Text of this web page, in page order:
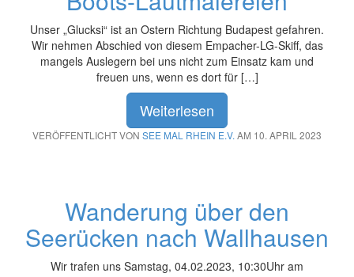
Unser „Glucksi“ ist an Ostern Richtung Budapest gefahren.
Wir nehmen Abschied von diesem Empacher-LG-Skiff, das
mangels Auslegern bei uns nicht zum Einsatz kam und
freuen uns, wenn es dort für […]
Weiterlesen
VERÖFFENTLICHT VON SEE MAL RHEIN E.V. AM 10. APRIL 2023
Wanderung über den
Seerücken nach Wallhausen
Wir trafen uns Samstag, 04.02.2023, 10:30Uhr am